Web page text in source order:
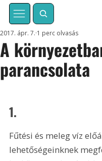
A
parancsolata
2017. ápr. 7. 1 perc olvasás
1.
Fűtési és meleg víz
lehetőségeinknek